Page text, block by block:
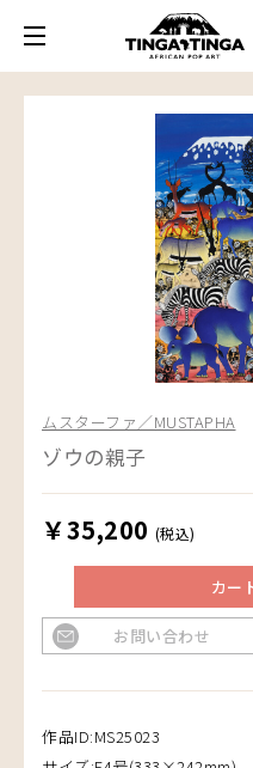
ムスターファ／MUSTAPHA
ゾウの親子
￥35,200 (税込)
カー
お問い合わせ
作品ID:MS25023